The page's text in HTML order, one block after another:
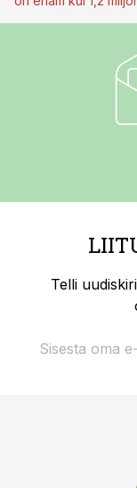
Telli